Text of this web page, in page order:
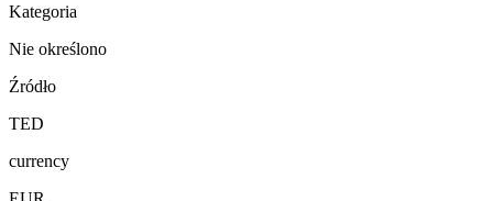
Kategoria
Nie określono
Źródło
TED
currency